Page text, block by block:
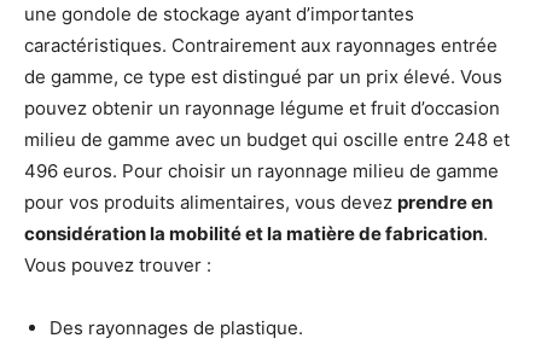
une gondole de stockage ayant d’importantes
caractéristiques. Contrairement aux rayonnages entrée
de gamme, ce type est distingué par un prix élevé. Vous
pouvez obtenir un rayonnage légume et fruit d’occasion
milieu de gamme avec un budget qui oscille entre 248 et
496 euros. Pour choisir un rayonnage milieu de gamme
pour vos produits alimentaires, vous devez prendre en
considération la mobilité et la matière de fabrication.
Vous pouvez trouver :
Des rayonnages de plastique.